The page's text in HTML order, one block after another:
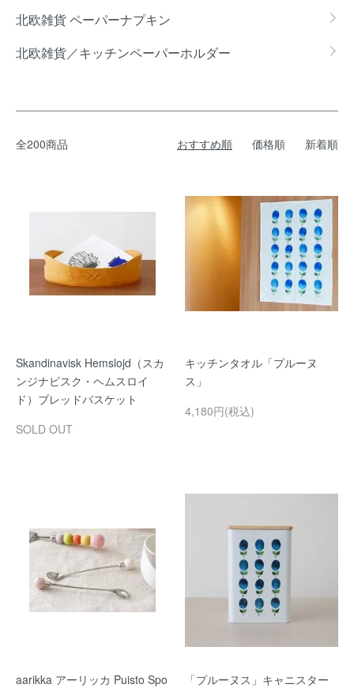
北欧雑貨 ペーパーナプキン
北欧雑貨／キッチンペーパーホルダー
全200商品 おすすめ順 価格順 新着順
Skandinavisk Hemslojd（スカ
ンジナビスク・ヘムスロイ
ド）ブレッドバスケット
SOLD OUT
キッチンタオル「プルーヌ
ス」
4,180円(税込)
aarikka アーリッカ Puisto Spo
「プルーヌス」キャニスター